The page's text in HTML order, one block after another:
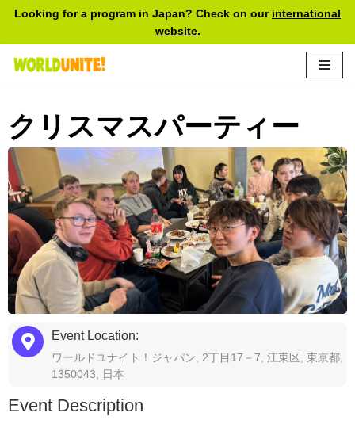
Skip
to
Looking for a program in Japan? Check on our international
website.
クリスマスパーティー
Event Location:
ワールドユナイト！ジャパン, 2丁目17－7, 江東区, 東京都,
1350043, 日本
Event Description